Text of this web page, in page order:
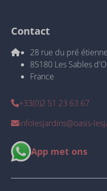
Contact
28 rue du pré étienne
85180 Les Sables
France
+33(0)2 51 23 63 67
infolesjardins@oasis-
App met ons